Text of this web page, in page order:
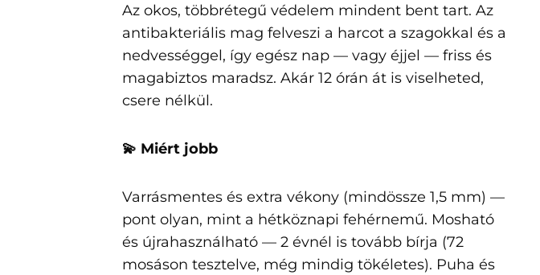
Az okos, többrétegű védelem mindent bent tart. Az
antibakteriális mag felveszi a harcot a szagokkal és a
nedvességgel, így egész nap — vagy éjjel — friss és
magabiztos maradsz. Akár 12 órán át is viselheted,
csere nélkül.
💫 Miért jobb
Varrásmentes és extra vékony (mindössze 1,5 mm) —
pont olyan, mint a hétköznapi fehérnemű. Mosható
és újrahasználható — 2 évnél is tovább bírja (72
mosáson tesztelve, még mindig tökéletes). Puha és